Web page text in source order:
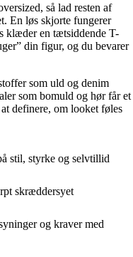
så lad resten af
En løs skjorte fungerer
klæder en tætsiddende T-
din figur, og du bevarer
som uld og denim
som bomuld og hør får et
definere, om looket føles
stil, styrke og selvtillid
skræddersyet
og kraver med